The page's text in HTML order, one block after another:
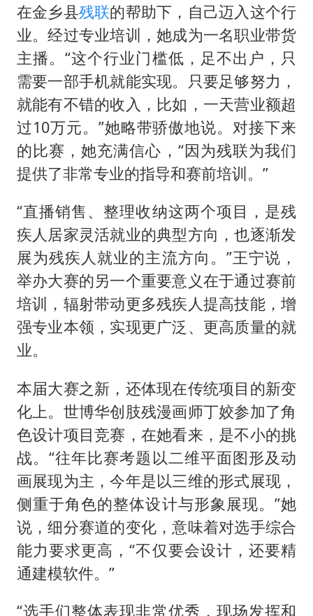
在金乡县残联的帮助下，自己迈入这个行
业。经过专业培训，她成为一名职业带货
主播。“这个行业门槛低，足不出户，只
需要一部手机就能实现。只要足够努力，
就能有不错的收入，比如，一天营业额超
过10万元。”她略带骄傲地说。对接下来
的比赛，她充满信心，“因为残联为我们
提供了非常专业的指导和赛前培训。”
“直播销售、整理收纳这两个项目，是残
疾人居家灵活就业的典型方向，也逐渐发
展为残疾人就业的主流方向。”王宁说，
举办大赛的另一个重要意义在于通过赛前
培训，辐射带动更多残疾人提高技能，增
强专业本领，实现更广泛、更高质量的就
业。
本届大赛之新，还体现在传统项目的新变
化上。世博华创肢残漫画师丁姣参加了角
色设计项目竞赛，在她看来，是不小的挑
战。“往年比赛考题以二维平面图形及动
画展现为主，今年是以三维的形式展现，
侧重于角色的整体设计与形象展现。”她
说，细分赛道的变化，意味着对选手综合
能力要求更高，“不仅要会设计，还要精
通建模软件。”
“选手们整体表现非常优秀，现场发挥和